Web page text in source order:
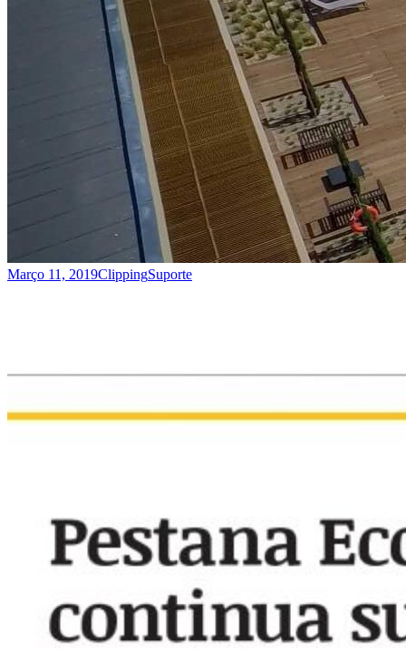
Março 11, 2019ClippingSuporte